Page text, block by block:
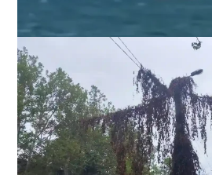
Под Одессой уносит в море
мужчину: идет спасательная
28-07-2026 в 17:51
ВИБОР РЕДАКЦИИ